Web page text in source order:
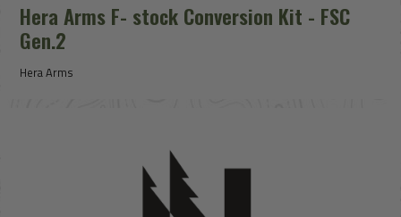
Hera Arms F- stock Conversion Kit - FSC
Gen.2
Hera Arms